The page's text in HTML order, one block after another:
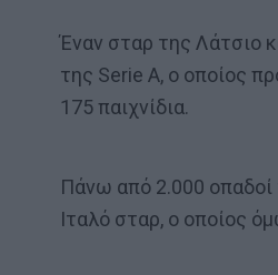
Έναν σταρ της Λάτσιο
της Serie A, ο οποίος
175 παιχνίδια.
Πάνω από 2.000 οπαδοί
Ιταλό σταρ, ο οποίος